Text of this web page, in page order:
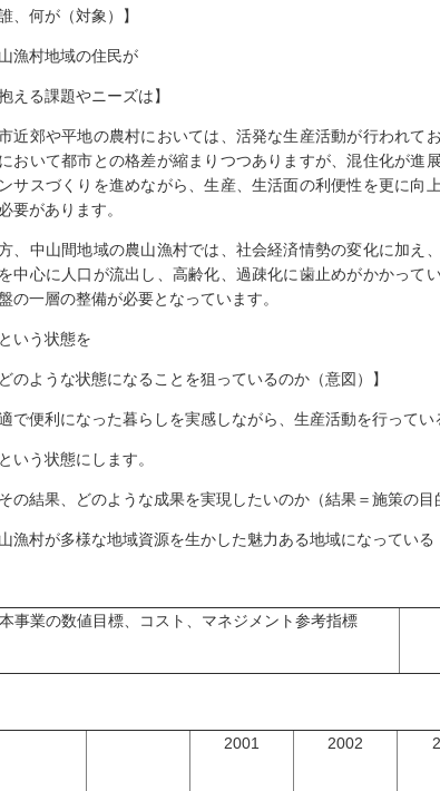
誰、何が（対象）】
漁村地域の住民が
抱える課題やニーズは】
近郊や平地の農村においては、活発な生産活動が行われて
おいて都市との格差が縮まりつつありますが、混住化が進
サスづくりを進めながら、生産、生活面の利便性を更に向
要があります。
、中山間地域の農山漁村では、社会経済情勢の変化に加え
中心に人口が流出し、高齢化、過疎化に歯止めがかかって
の一層の整備が必要となっています。
いう状態を
どのような状態になることを狙っているのか（意図）】
で便利になった暮らしを実感しながら、生産活動を行ってい
いう状態にします。
その結果、どのような成果を実現したいのか（結果＝施策の目
漁村が多様な地域資源を生かした魅力ある地域になっている
事業の数値目標、コスト、マネジメント参考指標
2001 2002